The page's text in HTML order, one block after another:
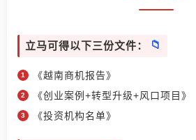
立马可得以下三份文件：
《越南商机报告》
《创业案例+转型升级+风口项目》
《投资机构名单》